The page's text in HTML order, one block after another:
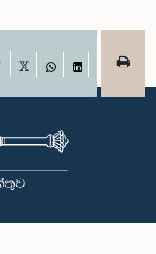
Facebook
WhatsAppLinkedIn